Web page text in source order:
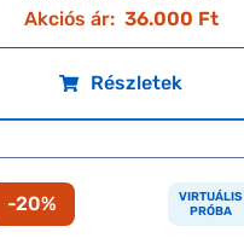
Akciós ár: 36.000 Ft
Részletek
-20%
VIRTUÁLIS
PRÓBA